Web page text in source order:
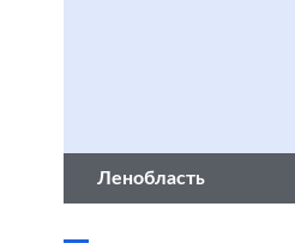
Ленобласть